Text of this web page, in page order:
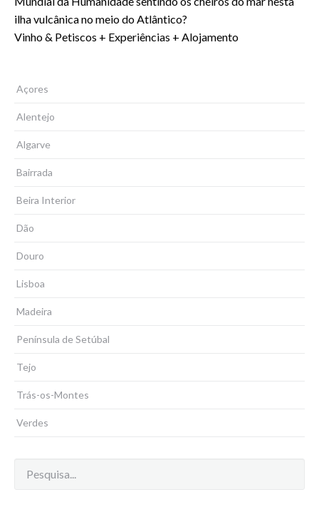
ilha vulcânica no meio do Atlântico?
Vinho & Petiscos + Experiências + Alojamento
Açores
Alentejo
Algarve
Bairrada
Beira Interior
Dão
Douro
Lisboa
Madeira
Península de Setúbal
Tejo
Trás-os-Montes
Verdes